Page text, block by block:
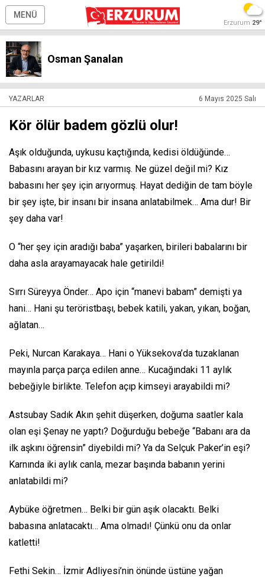
MENÜ
Erzurum 29°
Osman Şanalan
YAZARLAR 6 Mayıs 2025 Salı
Kör ölür badem gözlü olur!
Aşık olduğunda, uykusu kaçtığında, kedisi öldüğünde…
Babasını arayan bir kız varmış. Ne güzel değil mi? Kız
babasını her şey için arıyormuş. Hayat dediğin de tam böyle
bir şey işte, bir insanı bir insana anlatabilmek… Ama dur! Bir
şey daha var!
O “her şey için aradığı baba” yaşarken, birileri babalarını bir
daha asla arayamayacak hale getirildi!
Sırrı Süreyya Önder… Apo için “manevi babam” demişti ya
hani… Hani şu teröristbaşı, bebek katili, yakan, yıkan, boğan,
ağlatan…
Peki, Nurcan Karakaya… Hani o Yüksekova’da tuzaklanan
mayınla parça parça edilen anne… Kucağındaki 11 aylık
bebeğiyle birlikte. Telefon açıp kimseyi arayabildi mi?
Astsubay Sadık Akın şehit düşerken, doğuma saatler kala
olan eşi Şenay ne yaptı? Doğurduğu bebeğe “Babanı ara da
ilk aşkını öğrensin” diyebildi mi? Ya da Selçuk Paker’in eşi?
Karnında iki aylık canla, mezar başında babanın yerini
anlatabildi mi?
Aybüke öğretmen… Belki bir gün aşık olacaktı. Belki
babasına anlatacaktı… Ama olmadı! Çünkü onu da onlar
katletti!
Fethi Sekin… İzmir Adliyesi’nin önünde üstüne yağan